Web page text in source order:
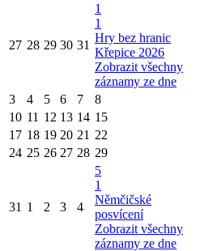
27 28 29 30 31
1
1
Hry bez hranic
Křepice 2026
Zobrazit všechny
záznamy ze dne
3 4 5 6 7 8
10 11 12 13 14 15
17 18 19 20 21 22
24 25 26 27 28 29
31 1 2 3 4
5
1
Němčičské
posvícení
Zobrazit všechny
záznamy ze dne